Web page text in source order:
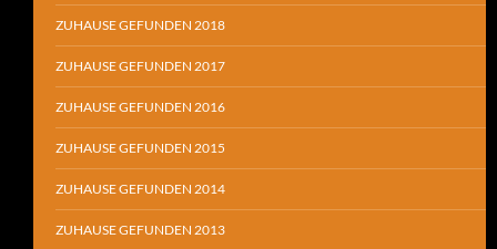
ZUHAUSE GEFUNDEN 2018
ZUHAUSE GEFUNDEN 2017
ZUHAUSE GEFUNDEN 2016
ZUHAUSE GEFUNDEN 2015
ZUHAUSE GEFUNDEN 2014
ZUHAUSE GEFUNDEN 2013